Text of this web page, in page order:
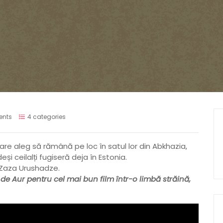
4 categories
aleg să rămână pe loc în satul lor din Abkhazia,
ceilalți fugiseră deja în Estonia.
Urushadze.
Aur pentru cel mai bun film într-o limbă străină,